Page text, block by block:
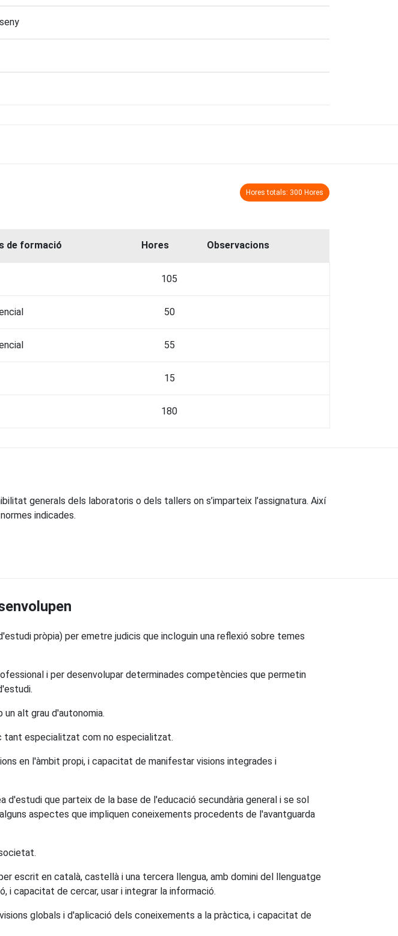
Hores totals: 300 Hores
de formació Hores Observacions
105
50
55
15
180
generals dels laboratoris o dels tallers on s’imparteix l’assignatura. Així
indicades.
pròpia) per emetre judicis que incloguin una reflexió sobre temes
i per desenvolupar determinades competències que permetin
alt grau d'autonomia.
tant especialitzat com no especialitzat.
en l'àmbit propi, i capacitat de manifestar visions integrades i
que parteix de la base de l'educació secundària general i se sol
aspectes que impliquen coneixements procedents de l'avantguarda
escrit en català, castellà i una tercera llengua, amb domini del llenguatge
i capacitat de cercar, usar i integrar la informació.
globals i d'aplicació dels coneixements a la pràctica, i capacitat de